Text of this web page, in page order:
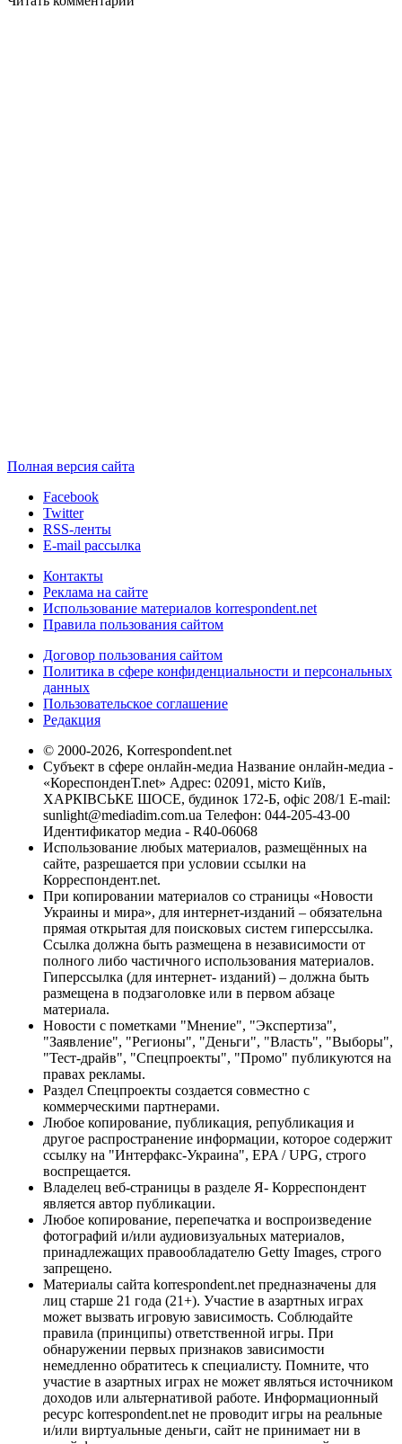
Полная версия сайта
Facebook
Twitter
RSS-ленты
E-mail рассылка
Контакты
Реклама на сайте
Использование материалов korrespondent.net
Правила пользования сайтом
Договор пользования сайтом
Политика в сфере конфиденциальности и персональных
данных
Пользовательское соглашение
Редакция
© 2000-2026, Korrespondent.net
Субъект в сфере онлайн-медиа Название онлайн-медиа -
«КореспонденТ.net» Адрес: 02091, місто Київ,
ХАРКІВСЬКЕ ШОСЕ, будинок 172-Б, офіс 208/1 E-mail:
sunlight@mediadim.com.ua Телефон: 044-205-43-00
Идентификатор медиа - R40-06068
Использование любых материалов, размещённых на
сайте, разрешается при условии ссылки на
Корреспондент.net.
При копировании материалов со страницы «Новости
Украины и мира», для интернет-изданий – обязательна
прямая открытая для поисковых систем гиперссылка.
Ссылка должна быть размещена в независимости от
полного либо частичного использования материалов.
Гиперссылка (для интернет- изданий) – должна быть
размещена в подзаголовке или в первом абзаце
материала.
Новости с пометками "Мнение", "Экспертиза",
"Заявление", "Регионы", "Деньги", "Власть", "Выборы",
"Тест-драйв", "Спецпроекты", "Промо" публикуются на
правах рекламы.
Раздел Спецпроекты создается совместно с
коммерческими партнерами.
Любое копирование, публикация, републикация и
другое распространение информации, которое содержит
ссылку на "Интерфакс-Украина", EPA / UPG, строго
воспрещается.
Владелец веб-страницы в разделе Я- Корреспондент
является автор публикации.
Любое копирование, перепечатка и воспроизведение
фотографий и/или аудиовизуальных материалов,
принадлежащих правообладателю Getty Images, строго
запрещено.
Материалы сайта korrespondent.net предназначены для
лиц старше 21 года (21+). Участие в азартных играх
может вызвать игровую зависимость. Соблюдайте
правила (принципы) ответственной игры. При
обнаружении первых признаков зависимости
немедленно обратитесь к специалисту. Помните, что
участие в азартных играх не может являться источником
доходов или альтернативой работе. Информационный
ресурс korrespondent.net не проводит игры на реальные
и/или виртуальные деньги, сайт не принимает ни в